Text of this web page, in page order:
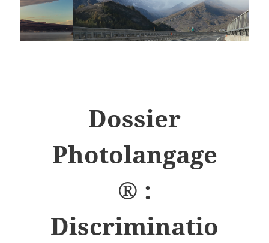
Dossier
Photolangage
® :
Discriminatio